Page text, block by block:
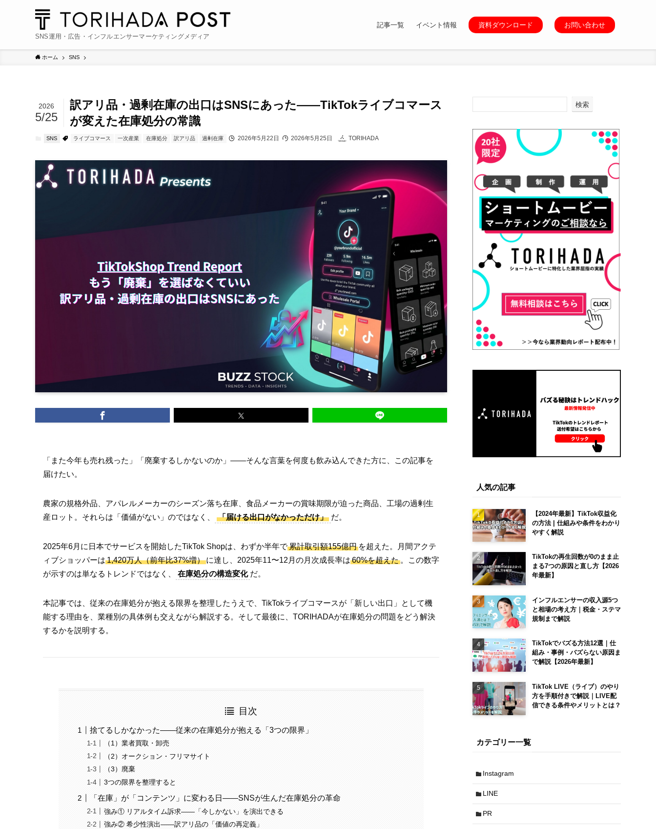
SNS運用・広告・インフルエンサーマーケティングメディア
記事一覧 イベント情報 資料ダウンロード お問い合わせ
ホーム SNS
訳アリ品・過剰在庫の出口はSNSにあった——TikTokライブコマース
が変えた在庫処分の常識
2026
5/25
SNS ライブコマース 一次産業 在庫処分 訳アリ品 過剰在庫 2026年5月22日 2026年5月25日 TORIHADA
「また今年も売れ残った」「廃棄するしかないのか」——そんな言葉を何度も飲み込んできた方に、この記事を
届けたい。
農家の規格外品、アパレルメーカーのシーズン落ち在庫、食品メーカーの賞味期限が迫った商品、工場の過剰生
産ロット。それらは「価値がない」のではなく、
「届ける出口がなかっただけ」 だ。
2025年6月に日本でサービスを開始したTikTok Shopは、わずか半年で累計取引額155億円 を超えた。月間アクテ
ィブショッパーは 1,420万人（前年比37%増） に達し、2025年11〜12月の月次成長率は 60%を超えた 。この数字
が示すのは単なるトレンドではなく、
在庫処分の構造変化 だ。
本記事では、従来の在庫処分が抱える限界を整理したうえで、TikTokライブコマースが「新しい出口」として機
能する理由を、業種別の具体例も交えながら解説する。そして最後に、TORIHADAが在庫処分の問題をどう解決
するかを説明する。
目次
捨てるしかなかった——従来の在庫処分が抱える「3つの限界」
（1）業者買取・卸売
（2）オークション・フリマサイト
（3）廃棄
3つの限界を整理すると
「在庫」が「コンテンツ」に変わる日——SNSが生んだ在庫処分の革命
強み① リアルタイム訴求——「今しかない」を演出できる
強み② 希少性演出——訳アリ品の「価値の再定義」
検索
人気の記事
【2024年最新】TikTok収益化
の方法 | 仕組みや条件をわかり
やすく解説
TikTokの再生回数が0のまま止
まる7つの原因と直し方【2026
年最新】
インフルエンサーの収入源5つ
と相場の考え方｜税金・ステマ
規制まで解説
TikTokでバズる方法12選｜仕
組み・事例・バズらない原因ま
で解説【2026年最新】
TikTok LIVE（ライブ）のやり
方を手順付きで解説｜LIVE配
信できる条件やメリットとは？
カテゴリー一覧
Instagram
LINE
PR